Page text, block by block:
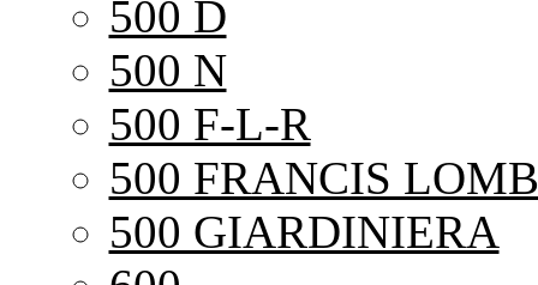
500 D
500 N
500 F-L-R
500 FRANCIS
500 GIARDINIERA